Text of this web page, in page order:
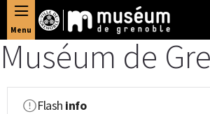
Panneau de gestion des cookies
Menu
Muséum de
Flash info